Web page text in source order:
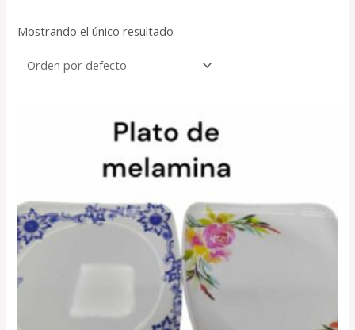
Mostrando el único resultado